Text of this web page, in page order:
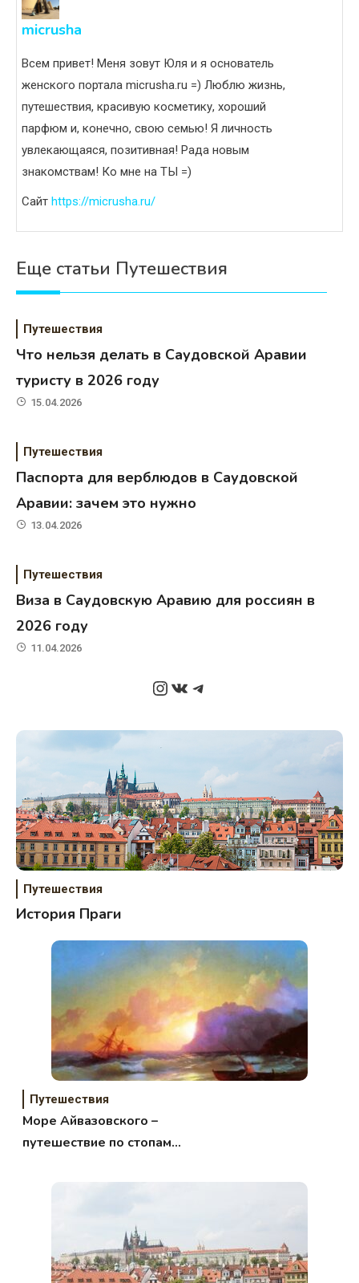
micrusha
Всем привет! Меня зовут Юля и я основатель
женского портала micrusha.ru =) Люблю жизнь,
путешествия, красивую косметику, хороший
парфюм и, конечно, свою семью! Я личность
увлекающаяся, позитивная! Рада новым
знакомствам! Ко мне на ТЫ =)
Сайт https://micrusha.ru/
Еще статьи Путешествия
Путешествия
Что нельзя делать в Саудовской Аравии
туристу в 2026 году
15.04.2026
Путешествия
Паспорта для верблюдов в Саудовской
Аравии: зачем это нужно
13.04.2026
Путешествия
Виза в Саудовскую Аравию для россиян в
2026 году
11.04.2026
Instagram
ВКонтакте
Telegram
Путешествия
История Праги
Путешествия
Море Айвазовского –
путешествие по стопам